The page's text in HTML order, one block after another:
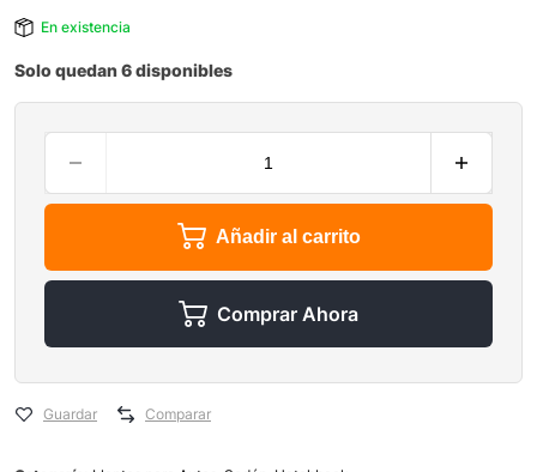
En existencia
Solo quedan 6 disponibles
Añadir al carrito
Comprar Ahora
Guardar Comparar